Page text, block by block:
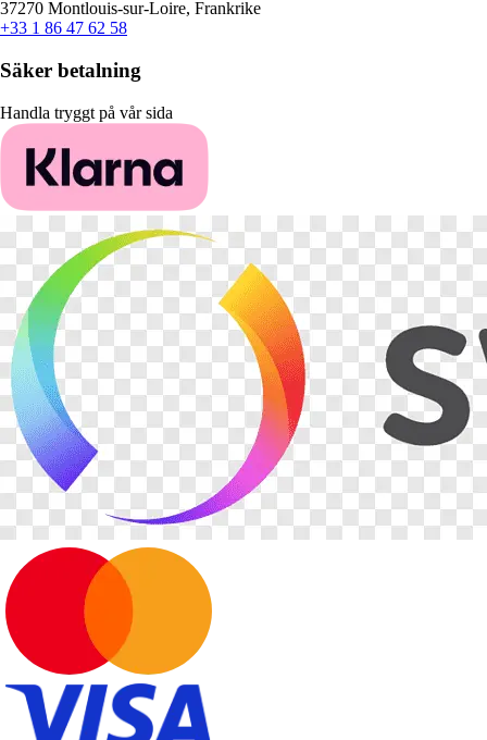
37270 Montlouis-sur-Loire, Frankrike
+33 1 86 47 62 58
Säker betalning
Handla tryggt på vår sida